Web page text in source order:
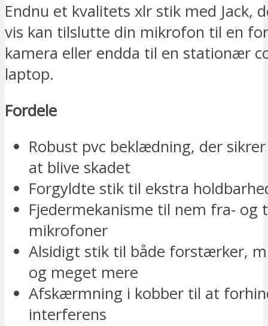
Endnu et kvalitets xlr stik med Jack,
vis kan tilslutte din mikrofon til en
kamera eller endda til en stationær
laptop.
Fordele
Robust pvc beklædning, der
at blive skadet
Forgyldte stik til ekstra
Fjedermekanisme til nem fra- og
mikrofoner
Alsidigt stik til både forstærker,
og meget mere
Afskærmning i kobber til at
interferens